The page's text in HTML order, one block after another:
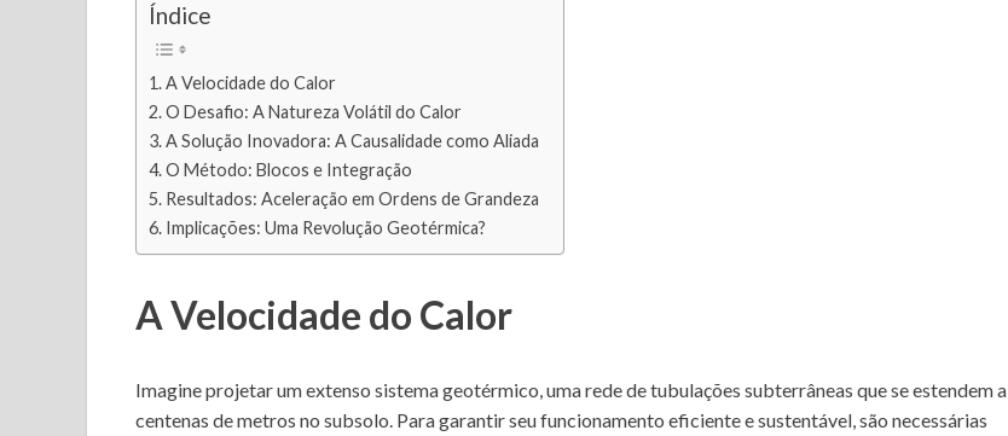
Índice
A Velocidade do Calor
O Desafio: A Natureza Volátil do Calor
A Solução Inovadora: A Causalidade como Aliada
O Método: Blocos e Integração
Resultados: Aceleração em Ordens de Grandeza
Implicações: Uma Revolução Geotérmica?
A Velocidade do Calor
Imagine projetar um extenso sistema geotérmico, uma rede de tubulações subterrâneas que se estendem a
centenas de metros no subsolo. Para garantir seu funcionamento eficiente e sustentável, são necessárias